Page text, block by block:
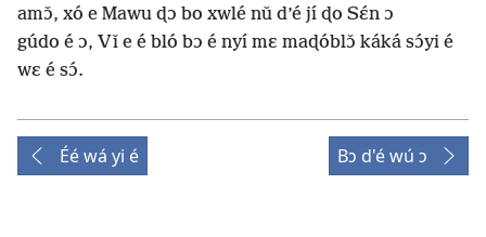
amɔ̌, xó e Mawu ɖɔ bo xwlé nǔ d’é jí ɖo Sɛ́n ɔ
gúdo é ɔ, Vǐ e é bló bɔ é nyí mɛ maɖóblɔ̌ káká sɔ́yi é
wɛ é sɔ́.
Éé wá yi é Bɔ d'é wú ɔ